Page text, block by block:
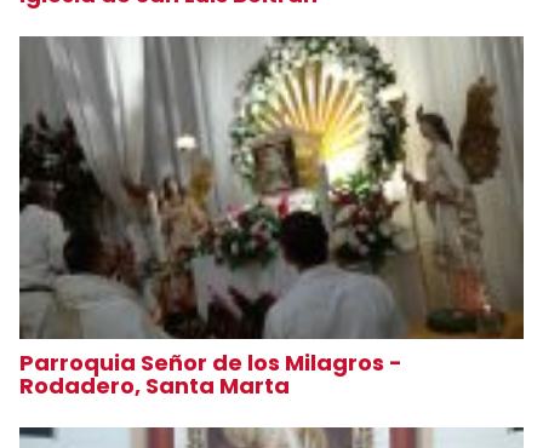
Parroquia Señor de los Milagros -
Rodadero, Santa Marta